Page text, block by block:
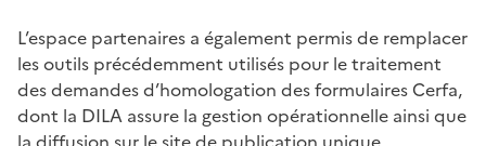
L’espace partenaires a également permis de remplacer
les outils précédemment utilisés pour le traitement
des demandes d’homologation des formulaires Cerfa,
dont la DILA assure la gestion opérationnelle ainsi que